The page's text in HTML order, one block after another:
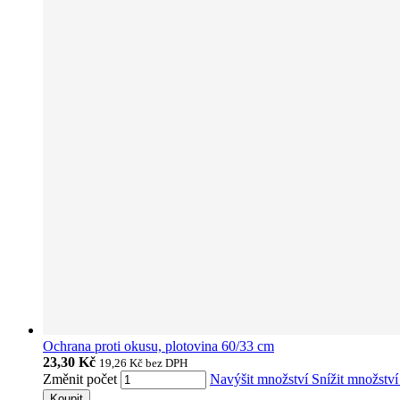
Ochrana proti okusu, plotovina 60/33 cm
23,30 Kč 19,26 Kč bez DPH
Změnit počet Navýšit množství Snížit